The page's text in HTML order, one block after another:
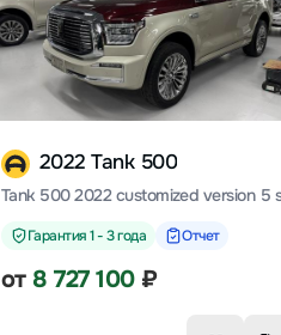
2022 Tank 500
Гарантия 1 - 3 года Отчет
от 8 727 100₽